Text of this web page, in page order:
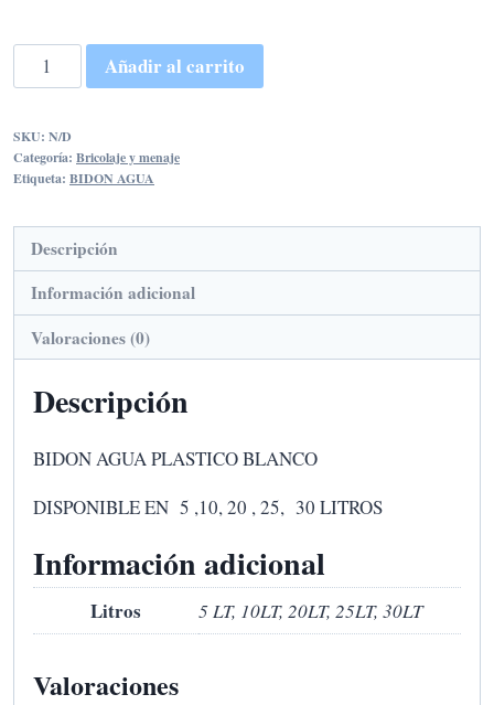
4,95€
hasta
BIDON
AGUA
BLANCO
cantidad
Añadir al carrito
SKU: N/D
Categoría: Bricolaje y menaje
Etiqueta: BIDON AGUA
Descripción
Información adicional
Valoraciones (0)
Descripción
BIDON AGUA PLASTICO BLANCO
DISPONIBLE EN 5 ,10, 20 , 25, 30 LITROS
Información adicional
Litros 5 LT, 10LT, 20LT, 25LT, 30LT
Valoraciones